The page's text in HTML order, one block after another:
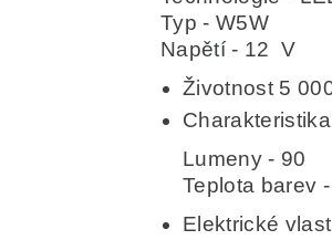
Typ -W5W
Napětí - 12 V
Životnost 5
Lumeny - 90
Teplota barev
Elektrické